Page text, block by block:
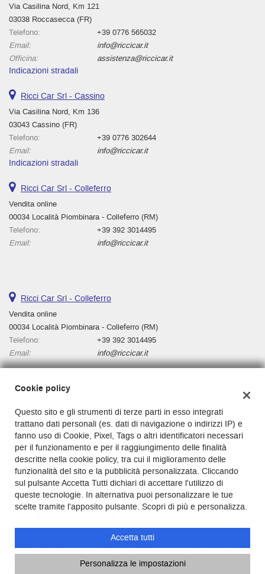
Via Casilina Nord, Km 121
03038 Roccasecca (FR)
Telefono:
+39 0776 565032
Email:
info@riccicar.it
Officina:
assistenza@riccicar.it
Indicazioni stradali
Ricci Car Srl - Cassino
Via Casilina Nord, Km 136
03043 Cassino (FR)
Telefono:
+39 0776 302644
Email:
info@riccicar.it
Indicazioni stradali
Ricci Car Srl - Colleferro
Vendita online
00034 Località Piombinara - Colleferro (RM)
Telefono:
+39 392 3014495
Email:
info@riccicar.it
Ricci Car Srl - Colleferro
Vendita online
00034 Località Piombinara - Colleferro (RM)
Telefono:
+39 392 3014495
Email:
info@riccicar.it
Ricci Car Srl
Via Casilina, km 136, Cassino, 03043
C.F/P.IVA:03130000601
Registro delle imprese:Cassino
Copyright © 2026 GestionaleAuto.com S.r.l., Tutti i diritti riservati -
Leggi l'informativa sulla privacy-Cookie Policy
GestionaleAuto.com
Cookie policy
Questo sito e gli strumenti di terze parti in esso integrati
trattano dati personali (es. dati di navigazione o indirizzi IP) e
fanno uso di Cookie, Pixel, Tags o altri identificatori necessari
per il funzionamento e per il raggiungimento delle finalità
descritte nella cookie policy, tra cui il miglioramento delle
funzionalità del sito e la pubblicità personalizzata. Cliccando
sul pulsante Accetta Tutti dichiari di accettare l'utilizzo di
queste tecnologie. In alternativa puoi personalizzare le tue
scelte tramite l'apposito pulsante. Scopri di più e personalizza.
Accetta tutti
Personalizza le impostazioni